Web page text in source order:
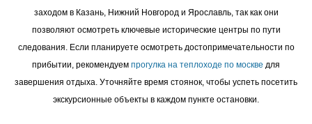
заходом в Казань, Нижний Новгород и Ярославль, так как они
позволяют осмотреть ключевые исторические центры по пути
следования. Если планируете осмотреть достопримечательности по
прибытии, рекомендуем прогулка на теплоходе по москве для
завершения отдыха. Уточняйте время стоянок, чтобы успеть посетить
экскурсионные объекты в каждом пункте остановки.